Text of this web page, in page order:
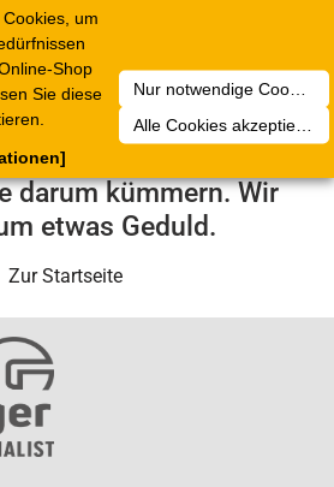
um
Shop
Sie diese
Nur notwendige Cookies akzeptieren
Alle Cookies akzeptieren
technischer Fehler
Service-Team wird
darum kümmern. Wir
etwas Geduld.
Zur Startseite